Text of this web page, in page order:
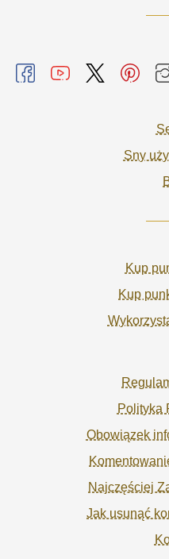
Sny
Kup
Kup
Polityka
Obowiązek
Najczęściej
Jak usunąć